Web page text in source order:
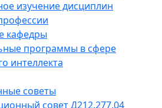
изучение дисциплин
кафедры
программы в сфере
интеллекта
советы
совет Д212.277.04